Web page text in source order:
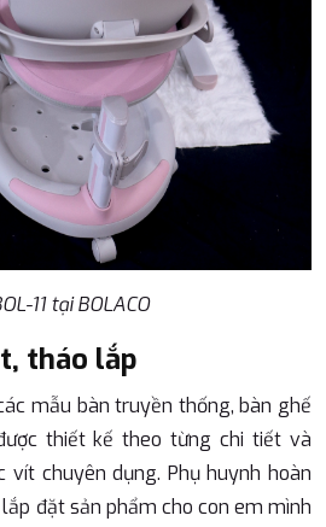
11 tại BOLACO
tháo lắp
mẫu bàn truyền thống, bàn ghế
thiết kế theo từng chi tiết và
vít chuyên dụng. Phụ huynh hoàn
đặt sản phẩm cho con em mình